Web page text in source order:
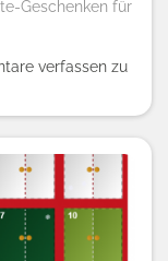
Geschenken für
verfassen zu